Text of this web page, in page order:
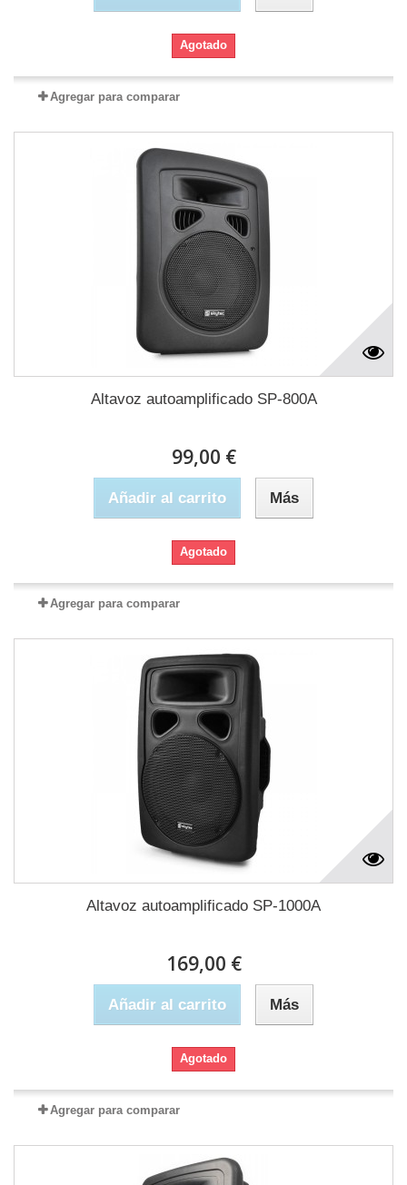
Agotado
Agregar para comparar
Altavoz autoamplificado SP-800A
99,00 €
Añadir al carrito Más
Agotado
Agregar para comparar
Altavoz autoamplificado SP-1000A
169,00 €
Añadir al carrito Más
Agotado
Agregar para comparar